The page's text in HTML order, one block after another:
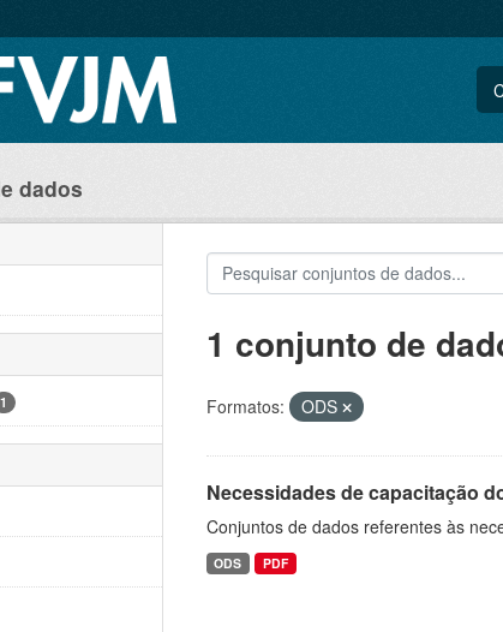
dados
1
1 conjunto de
Formatos: ODS
Necessidades de capacitação
Conjuntos de dados referentes às
ODS PDF